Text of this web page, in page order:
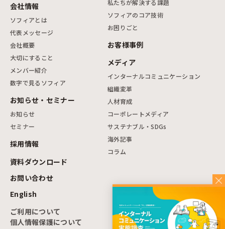
会社情報
ソフィアとは
代表メッセージ
会社概要
大切にすること
メンバー紹介
数字で見るソフィア
お知らせ・セミナー
お知らせ
セミナー
採用情報
私たちが解決する課題
ソフィアのコア技術
お困りごと
お客様事例
メディア
インターナルコミュニケーション
組織変革
人材育成
コーポレートメディア
サステナブル・SDGs
海外記事
コラム
資料ダウンロード
お問い合わせ
English
ご利用について
個人情報保護について